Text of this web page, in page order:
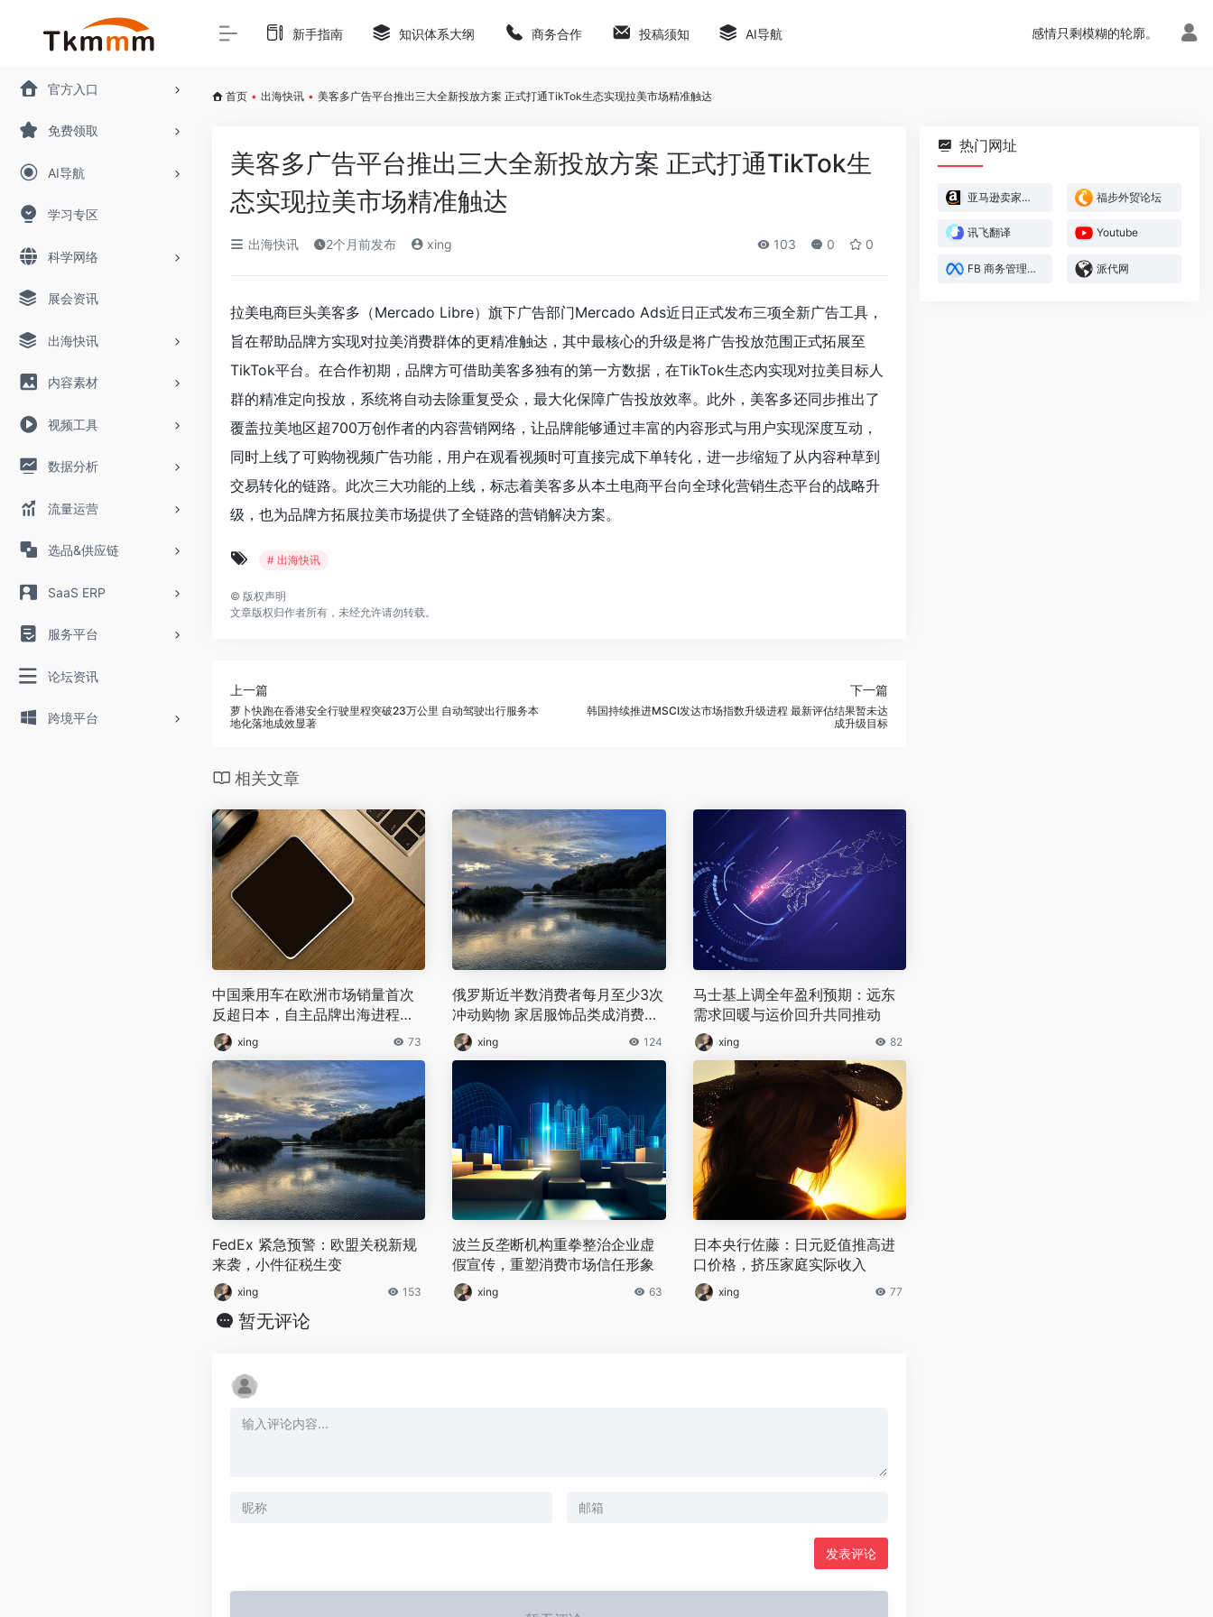
官方入口
免费领取
AI导航
学习专区
科学网络
展会资讯
出海快讯
内容素材
视频工具
数据分析
流量运营
选品&供应链
SaaS ERP
服务平台
论坛资讯
跨境平台
新手指南 知识体系大纲 商务合作 投稿须知 AI导航 感情只剩模糊的轮廓。
首页 • 出海快讯 • 美客多广告平台推出三大全新投放方案 正式打通TikTok生态实现拉美市场精准触达
美客多广告平台推出三大全新投放方案 正式打通TikTok生
态实现拉美市场精准触达
出海快讯 2个月前发布 xing 103 0 0
拉美电商巨头美客多（Mercado Libre）旗下广告部门Mercado Ads近日正式发布三项全新广告工具，
旨在帮助品牌方实现对拉美消费群体的更精准触达，其中最核心的升级是将广告投放范围正式拓展至
TikTok平台。在合作初期，品牌方可借助美客多独有的第一方数据，在TikTok生态内实现对拉美目标人
群的精准定向投放，系统将自动去除重复受众，最大化保障广告投放效率。此外，美客多还同步推出了
覆盖拉美地区超700万创作者的内容营销网络，让品牌能够通过丰富的内容形式与用户实现深度互动，
同时上线了可购物视频广告功能，用户在观看视频时可直接完成下单转化，进一步缩短了从内容种草到
交易转化的链路。此次三大功能的上线，标志着美客多从本土电商平台向全球化营销生态平台的战略升
级，也为品牌方拓展拉美市场提供了全链路的营销解决方案。
# 出海快讯
© 版权声明
文章版权归作者所有，未经允许请勿转载。
上一篇
萝卜快跑在香港安全行驶里程突破23万公里 自动驾驶出行服务本
地化落地成效显著
下一篇
韩国持续推进MSCI发达市场指数升级进程 最新评估结果暂未达
成升级目标
相关文章
中国乘用车在欧洲市场销量首次
反超日本，自主品牌出海进程再
迎里程碑
xing 73
俄罗斯近半数消费者每月至少3次
冲动购物 家居服饰品类成消费重
灾区 xing 124
‌马士基上调全年盈利预期：远东
需求回暖与运价回升共同推动‌
xing 82
‌FedEx 紧急预警：欧盟关税新规
来袭，小件征税生变‌
xing 153
波兰反垄断机构重拳整治企业虚
假宣传，重塑消费市场信任形象
xing 63
日本央行佐藤：日元贬值推高进
口价格，挤压家庭实际收入
xing 77
暂无评论
发表评论
热门网址
亚马逊卖家官方论坛 福步外贸论坛
讯飞翻译 Youtube
FB 商务管理平台 派代网